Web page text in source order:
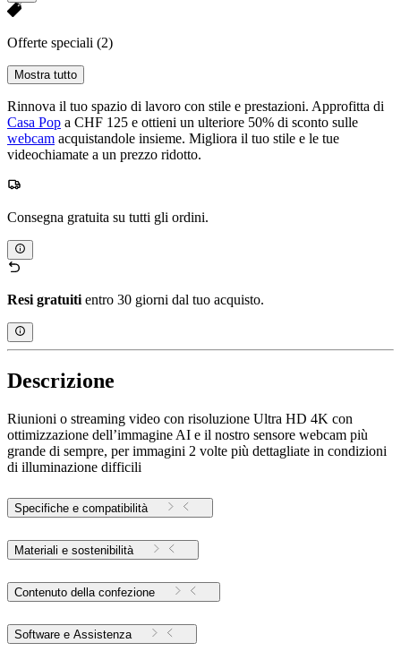
Offerte speciali (2)
Mostra tutto
Rinnova il tuo spazio di lavoro con stile e prestazioni. Approfitta di
Casa Pop a CHF 125 e ottieni un ulteriore 50% di sconto sulle
webcam acquistandole insieme. Migliora il tuo stile e le tue
videochiamate a un prezzo ridotto.
Consegna gratuita su tutti gli ordini.
Resi gratuiti entro 30 giorni dal tuo acquisto.
Descrizione
Riunioni o streaming video con risoluzione Ultra HD 4K con
ottimizzazione dell’immagine AI e il nostro sensore webcam più
grande di sempre, per immagini 2 volte più dettagliate in condizioni
di illuminazione difficili
Specifiche e compatibilità
Materiali e sostenibilità
Contenuto della confezione
Software e Assistenza